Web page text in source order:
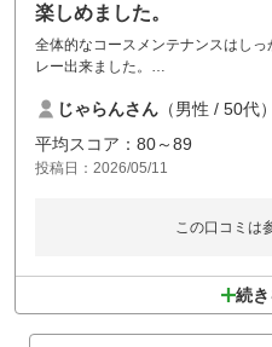
楽しめました。
全体的なコースメンテナンスはし
レー出来ました。
り、グリーンは下りは早く、グリ
ンカーが待ち受けます。
スコアを纏めるには様々な傾斜地
キルを求められます。
じゃらんさん （男性 / 50代）
平均スコア：80～89
投稿日：2026/05/11
この口コミは
続